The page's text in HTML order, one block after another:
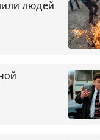
людей